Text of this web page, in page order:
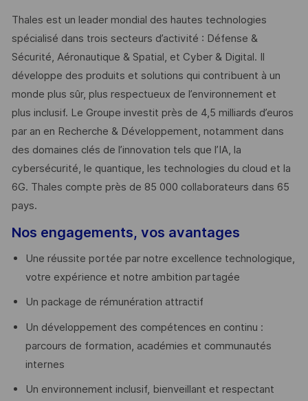
Thales est un leader mondial des hautes technologies
spécialisé dans trois secteurs d’activité : Défense &
Sécurité, Aéronautique & Spatial, et Cyber & Digital. Il
développe des produits et solutions qui contribuent à un
monde plus sûr, plus respectueux de l’environnement et
plus inclusif. Le Groupe investit près de 4,5 milliards d’euros
par an en Recherche & Développement, notamment dans
des domaines clés de l’innovation tels que l’IA, la
cybersécurité, le quantique, les technologies du cloud et la
6G. Thales compte près de 85 000 collaborateurs dans 65
pays. ​
Nos engagements, vos avantages
Une réussite portée par notre excellence technologique,
votre expérience et notre ambition partagée
Un package de rémunération attractif
Un développement des compétences en continu :
parcours de formation, académies et communautés
internes
Un environnement inclusif, bienveillant et respectant